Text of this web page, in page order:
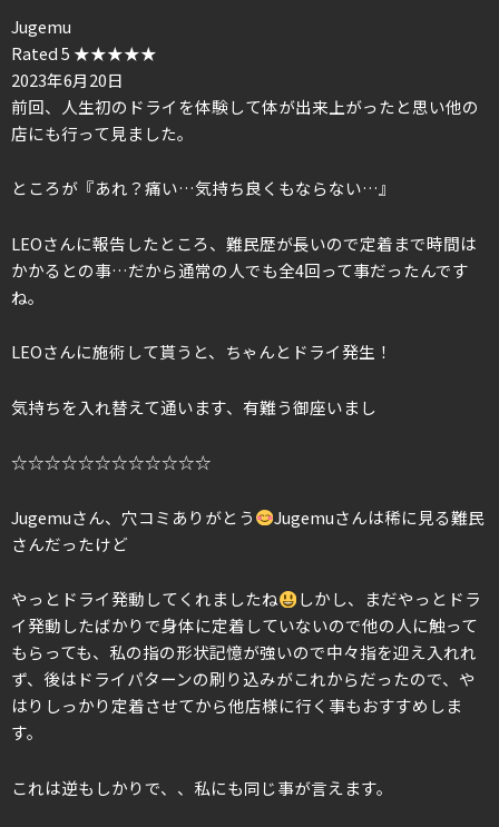
Jugemu
Rated 5 ★★★★★
2023年6月20日
前回、人生初のドライを体験して体が出来上がったと思い他の
店にも行って見ました。
ところが『あれ？痛い…気持ち良くもならない…』
LEOさんに報告したところ、難民歴が長いので定着まで時間は
かかるとの事…だから通常の人でも全4回って事だったんです
ね。
LEOさんに施術して貰うと、ちゃんとドライ発生！
気持ちを入れ替えて通います、有難う御座いまし
☆☆☆☆☆☆☆☆☆☆☆☆
Jugemuさん、穴コミありがとう
Jugemuさんは稀に見る難民
さんだったけど
やっとドライ発動してくれましたね
しかし、まだやっとドラ
イ発動したばかりで身体に定着していないので他の人に触って
もらっても、私の指の形状記憶が強いので中々指を迎え入れれ
ず、後はドライパターンの刷り込みがこれからだったので、や
はりしっかり定着させてから他店様に行く事もおすすめしま
す。
これは逆もしかりで、、私にも同じ事が言えます。